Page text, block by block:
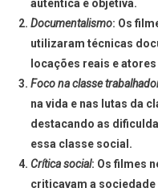
autêntica e objetiva.
Documentalismo: Os
utilizaram técnicas
locações reais e
Foco na classe
na vida e nas lutas da
destacando as
essa classe social.
Crítica social: Os filmes
criticavam a